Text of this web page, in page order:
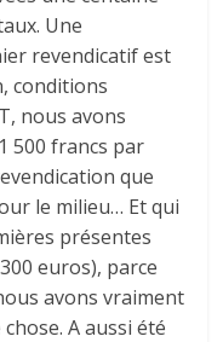
Une
revendicatif est
conditions
nous avons
500 francs par
que
le milieu… Et qui
présentes
euros), parce
avons vraiment
A aussi été